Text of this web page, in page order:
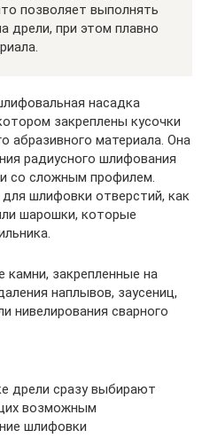
позволяет выполнять
дрели, при этом плавно
насадка
закреплены кусочки
абразивного материала. Она
радиусного шлифования
со сложным профилем.
шлифовки отверстий, как
шарошки, которые
закрепленные на
наплывов, заусениц,
нивелирования сварного
дрели сразу выбирают
возможным
шлифовки